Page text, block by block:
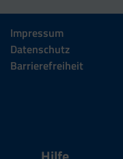
Impressum
Datenschutz
Barrierefreiheit